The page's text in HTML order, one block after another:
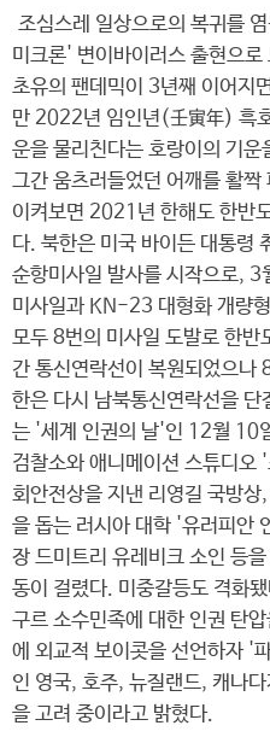
조심스레 일상으로의 복귀를
미크론' 변이바이러스 출현으
초유의 팬데믹이 3년째 이어지
만 2022년 임인년(壬寅年) 흑
운을 물리친다는 호랑이의 기
그간 움츠러들었던 어깨를 활
이켜보면 2021년 한해도 한반
다. 북한은 미국 바이든 대통령
순항미사일 발사를 시작으로,
미사일과 KN-23 대형화 개량
모두 8번의 미사일 도발로 한
간 통신연락선이 복원되었으나
한은 다시 남북통신연락선을
는 '세계 인권의 날'인 12월 10
검찰소와 애니메이션 스튜디
회안전상을 지낸 리영길 국방
을 돕는 러시아 대학 '유러피안
장 드미트리 유레비크 소인 등
동이 걸렸다. 미중갈등도 격화
구르 소수민족에 대한 인권 탄
에 외교적 보이콧을 선언하자
인 영국, 호주, 뉴질랜드, 캐나
을 고려 중이라고 밝혔다.